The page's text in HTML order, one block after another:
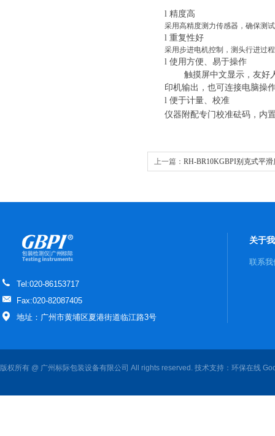
l 精度高
采用高精度测力传感器，确保测
l 重复性好
采用步进电机控制，测头行进过
l 使用方便、易于操作
触摸屏中文显示，友好
印机输出，也可连接电脑操
l 便于计量、校准
仪器附配专门校准砝码，内
上一篇： RH-BR10KGBPI别克式平滑
Tel:020-86153717
Fax:020-82087405
地址：广州市黄埔区夏港街道临江路3号
关于
联系我
版权所有 @ 广州标际包装设备有限公司 All rights reserved. 技术支持： 环保在线